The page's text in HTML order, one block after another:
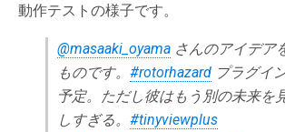
動作テストの様子です。
@masaaki_oyama さんのアイデア
ものです。 #rotorhazard プラグイ
予定。ただし彼はもう別の未来を
しすぎる。 #tinyviewplus